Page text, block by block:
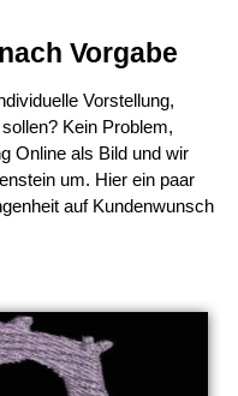
Vorgabe
Vorstellung,
Kein Problem,
Online als Bild und wir
um. Hier ein paar
auf Kundenwunsch